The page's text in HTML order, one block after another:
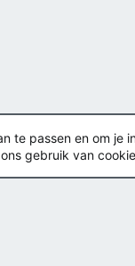
te passen en om je
gebruik van